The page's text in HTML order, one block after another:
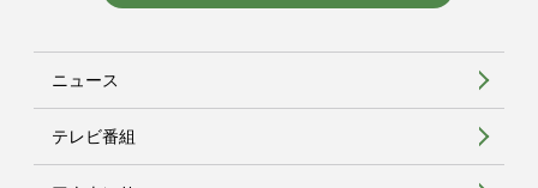
ニュース
テレビ番組